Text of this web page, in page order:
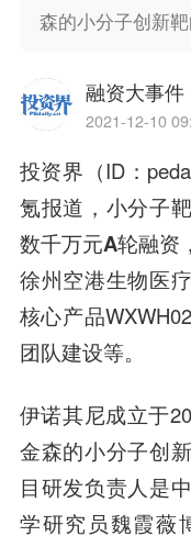
森的小分子创新靶
融资大事件
2021-12-10
投资界（ID：
氪报道，小分子
数千万元A轮融资，
徐州空港生物医
核心产品
团队建设等。
伊诺其尼成立于
金森的小分子创
目研发负责人是
学研究员魏霞薇